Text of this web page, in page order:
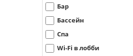
Бар
Бассейн
Спа
Wi-Fi в лобби